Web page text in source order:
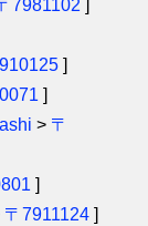
7981102 ]
]
]
> 〒
]
〒7911124 ]